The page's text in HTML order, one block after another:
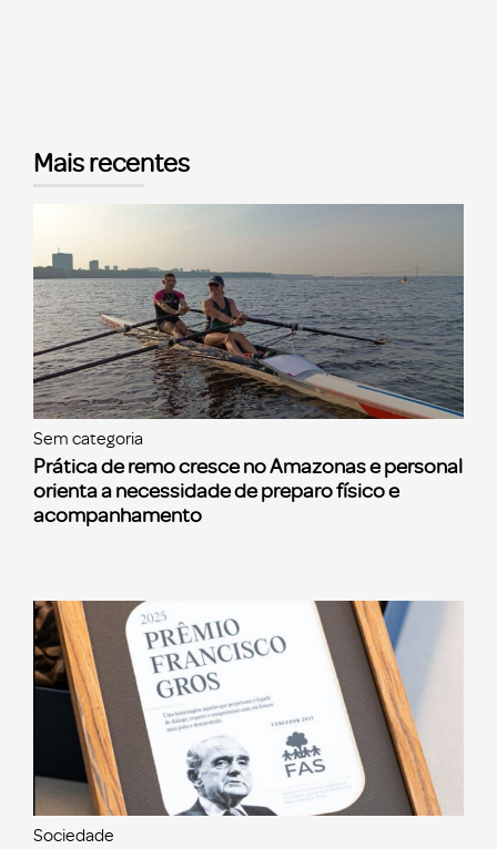
Mais recentes
Sem categoria
Prática de remo cresce no Amazonas e personal
orienta a necessidade de preparo físico e
acompanhamento
Sociedade